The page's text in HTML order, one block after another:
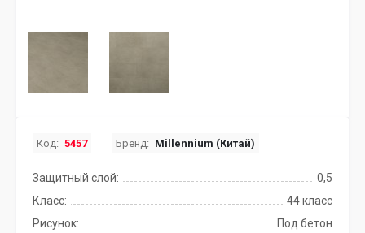
Код: 5457 Бренд: Millennium (Китай)
Защитный слой:
0,5
Класс:
44 класс
Рисунок:
Под бетон